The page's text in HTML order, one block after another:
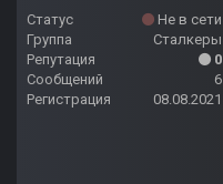
Статус
Не в сети
Группа
Сталкеры
Репутация
0
Сообщений
6
Регистрация
08.08.2021